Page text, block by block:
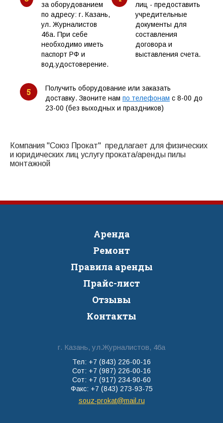
за оборудованием
по адресу: г. Казань,
ул. Журналистов
46а. При себе
необходимо иметь
паспорт РФ и
вод.удостоверение.
лиц - предоставить
учредительные
документы для
составления
договора и
выставления счета.
5
Получить оборудование или заказать
доставку. Звоните нам по телефонам с 8-00 до
23-00 (без выходных и праздников)
Компания "Союз Прокат" предлагает для физических
и юридических лиц услугу проката/аренды пилы
монтажной
Аренда
Ремонт
Правила аренды
Прайс-лист
Отзывы
Контакты
г. Казань, ул.Журналистов, 46а
Тел: +7 (843) 226-00-16
Сот: +7 (987) 226-00-16
Сот: +7 (917) 234-90-60
Факс: +7 (843) 273-93-75
souz-prokat@mail.ru